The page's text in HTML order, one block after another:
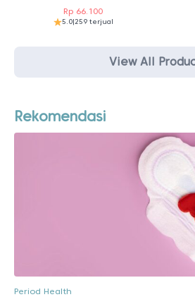
Rp 66.100
5.0|259 terjual
View All
Rekomendasi
Period Health